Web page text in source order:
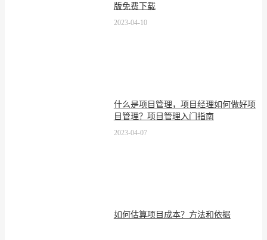
版免费下载
2023-04-10
什么是项目管理，项目经理如何做好项
目管理？项目管理入门指南
2023-04-07
如何估算项目成本？方法和依据